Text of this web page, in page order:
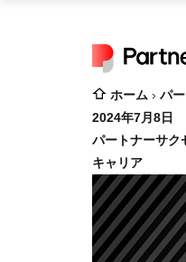
ホーム パ
2024年7月8日
パートナーサク
キャリア